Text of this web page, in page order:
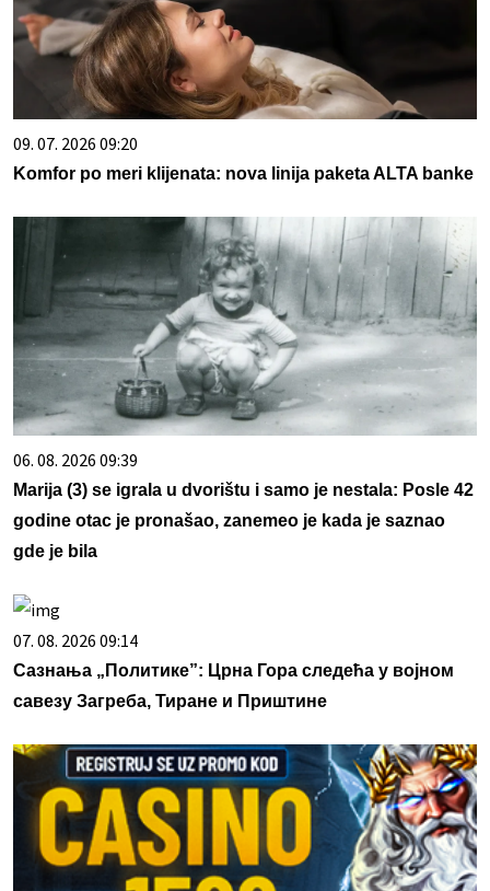
09. 07. 2026 09:20
Komfor po meri klijenata: nova linija paketa ALTA banke
06. 08. 2026 09:39
Marija (3) se igrala u dvorištu i samo je nestala: Posle 42
godine otac je pronašao, zanemeo je kada je saznao
gde je bila
07. 08. 2026 09:14
Сазнања „Политике”: Црна Гора следећа у војном
савезу Загреба, Тиране и Приштине